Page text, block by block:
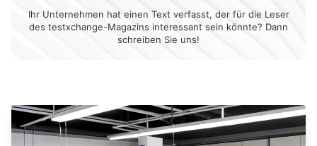
Ihr Unternehmen hat einen Text verfasst, der für die Leser
des testxchange-Magazins interessant sein könnte? Dann
schreiben Sie uns!